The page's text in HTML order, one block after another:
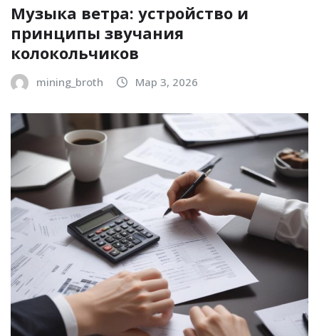
Музыка ветра: устройство и
принципы звучания
колокольчиков
mining_broth Мар 3, 2026